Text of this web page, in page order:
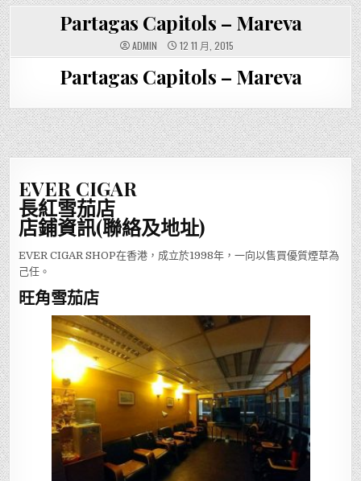
Partagas Capitols – Mareva
ADMIN 12 11 月, 2015
Partagas Capitols – Mareva
EVER CIGAR
長紅雪茄店
店鋪資訊(聯絡及地址)
EVER CIGAR SHOP在香港，成立於1998年，一向以售買優質煙草為
己任。
旺角雪茄店